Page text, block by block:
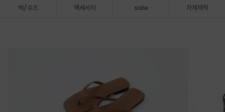
백/슈즈 액세서리 sale 자체제작